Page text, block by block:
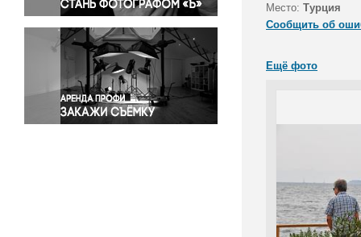
Религия
Светская жизнь
Спорт
Экология
Экономика и бизнес
Место: Турция
Сообщить об
Ещё фото